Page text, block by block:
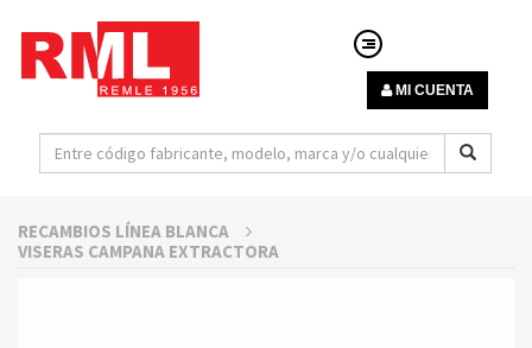
MI CUENTA
RECAMBIOS LÍNEA BLANCA
VISERAS CAMPANA EXTRACTORA